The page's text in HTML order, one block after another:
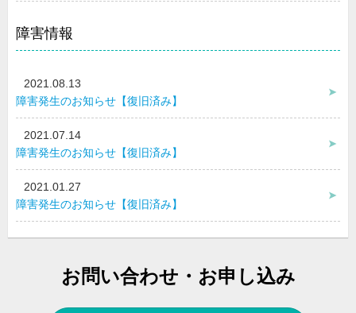
障害情報
2021.08.13
障害発生のお知らせ【復旧済み】
2021.07.14
障害発生のお知らせ【復旧済み】
2021.01.27
障害発生のお知らせ【復旧済み】
お問い合わせ・お申し込み